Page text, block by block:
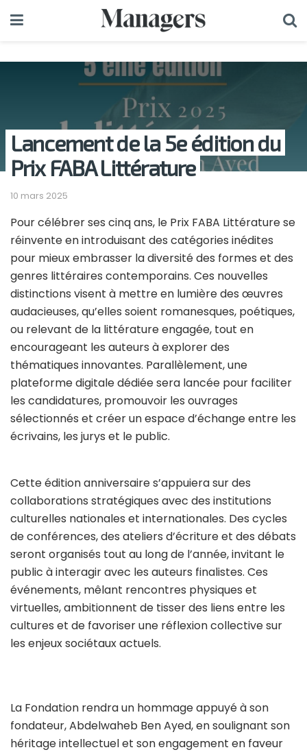
Lancement de la 5e édition du
Prix FABA Littérature
10 mars 2025
Pour célébrer ses cinq ans, le Prix FABA Littérature se
réinvente en introduisant des catégories inédites
pour mieux embrasser la diversité des formes et des
genres littéraires contemporains. Ces nouvelles
distinctions visent à mettre en lumière des œuvres
audacieuses, qu’elles soient romanesques, poétiques,
ou relevant de la littérature engagée, tout en
encourageant les auteurs à explorer des
thématiques innovantes. Parallèlement, une
plateforme digitale dédiée sera lancée pour faciliter
les candidatures, promouvoir les ouvrages
sélectionnés et créer un espace d’échange entre les
écrivains, les jurys et le public.
Cette édition anniversaire s’appuiera sur des
collaborations stratégiques avec des institutions
culturelles nationales et internationales. Des cycles
de conférences, des ateliers d’écriture et des débats
seront organisés tout au long de l’année, invitant le
public à interagir avec les auteurs finalistes. Ces
événements, mêlant rencontres physiques et
virtuelles, ambitionnent de tisser des liens entre les
cultures et de favoriser une réflexion collective sur
les enjeux sociétaux actuels.
La Fondation rendra un hommage appuyé à son
fondateur, Abdelwaheb Ben Ayed, en soulignant son
héritage intellectuel et son engagement en faveur